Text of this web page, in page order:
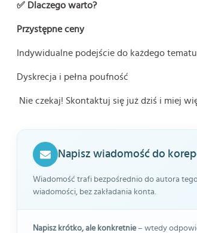
✅ Dlaczego warto?
Przystępne ceny
Indywidualne podejście do każdego tematu
Dyskrecja i pełna poufność
Nie czekaj! Skontaktuj się już dziś i miej
Napisz wiadomość do
Wiadomość trafi bezpośrednio do autora
wiadomości, bez zakładania konta.
Napisz krótko, ale konkretnie– wtedy